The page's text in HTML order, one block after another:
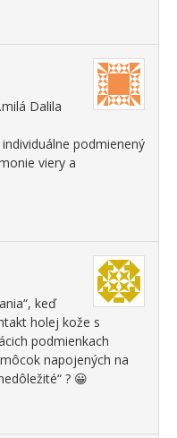
Dalila
podmienený
viery a
keď
holej kože s
podmienkach
napojených na
? 😀